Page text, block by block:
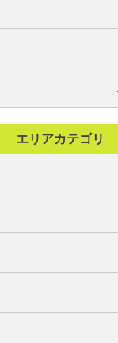
エリアカテゴリ